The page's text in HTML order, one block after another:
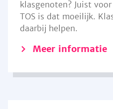
klasgenoten? Juist
TOS is dat moeilijk.
daarbij helpen.
Meer informatie